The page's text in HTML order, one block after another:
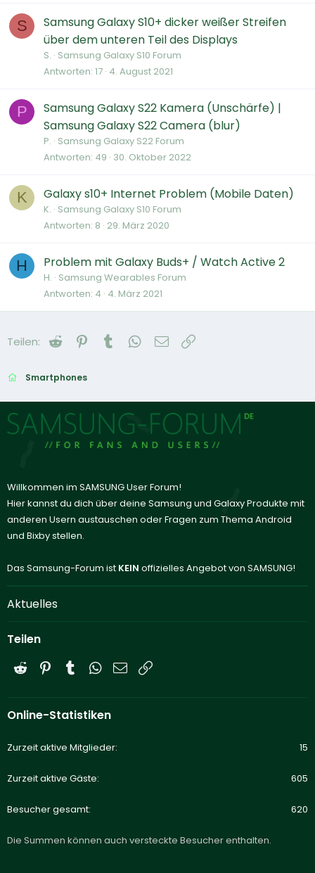
S
Samsung Galaxy S10+ dicker weißer Streifen
über dem unteren Teil des Displays
S. Samsung Galaxy S10 Forum
Antworten 17 4. August 2021
P
Samsung Galaxy S22 Kamera (Unschärfe) |
Samsung Galaxy S22 Camera (blur)
P. Samsung Galaxy S22 Forum
Antworten 49 30. Oktober 2022
K Galaxy s10+ Internet Problem (Mobile Daten)
K. Samsung Galaxy S10 Forum
Antworten 8 29. März 2020
H Problem mit Galaxy Buds+ / Watch Active 2
H. Samsung Wearables Forum
Antworten 4 4. März 2021
Teilen: Reddit Pinterest
Tumblr WhatsApp
E-Mail
Smartphones
Willkommen im SAMSUNG User Forum!
Hier kannst du dich über deine Samsung und Galaxy Produkte mit
anderen Usern austauschen oder Fragen zum Thema Android
und Bixby stellen.
Das Samsung-Forum ist KEIN offizielles Angebot von SAMSUNG!
Aktuelles
Teilen
Reddit PinterestTumblrWhatsApp
E-Mail
Online-Statistiken
Zurzeit aktive Mitglieder 15
Zurzeit aktive Gäste 605
Besucher gesamt 620
Die Summen können auch versteckte Besucher enthalten.